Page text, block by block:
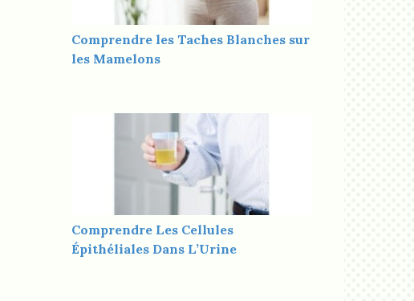
Comprendre les Taches Blanches sur
les Mamelons
Comprendre Les Cellules
Épithéliales Dans L’Urine